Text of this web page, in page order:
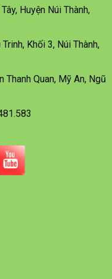
Huyện Núi Thành,
Khối 3, Núi Thành,
Quan, Mỹ An, Ngũ